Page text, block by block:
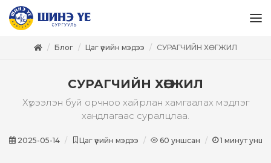
Блог Цаг үеийн мэдээ СУРАГЧИЙН ХӨГЖИЛ
СУРАГЧИЙН ХӨГЖИЛ
Хүрээлэн буй орчноо хайрлан хамгаалах мэдлэг
хандлагаас суралцлаа.
2025-05-14 Цаг үеийн мэдээ 60 уншсан 1 минут